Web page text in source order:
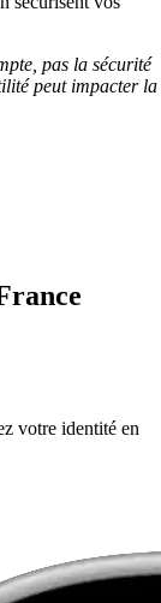
pas la sécurité
peut impacter la
votre identité en